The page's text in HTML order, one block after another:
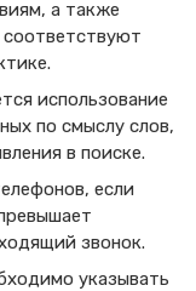
а также
использование
по смыслу слов,
в поиске.
если
звонок.
указывать